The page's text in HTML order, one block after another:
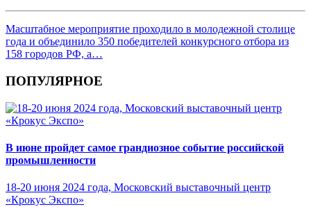
Масштабное мероприятие проходило в молодежной столице
года и объединило 350 победителей конкурсного отбора из
158 городов РФ, а…
ПОПУЛЯРНОЕ
В июне пройдет самое грандиозное событие российской
промышленности
18-20 июня 2024 года, Московский выставочный центр
«Крокус Экспо»